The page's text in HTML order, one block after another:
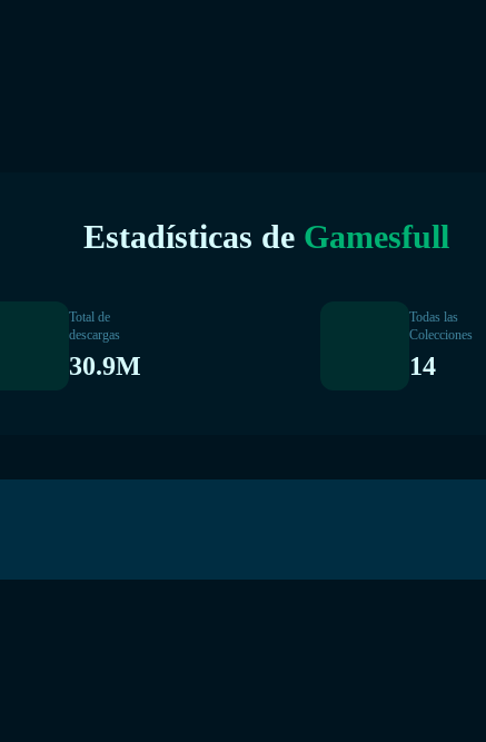
Estadísticas de Gamesfull
Total de
descargas
30.9M
Todas las
Colecciones
14